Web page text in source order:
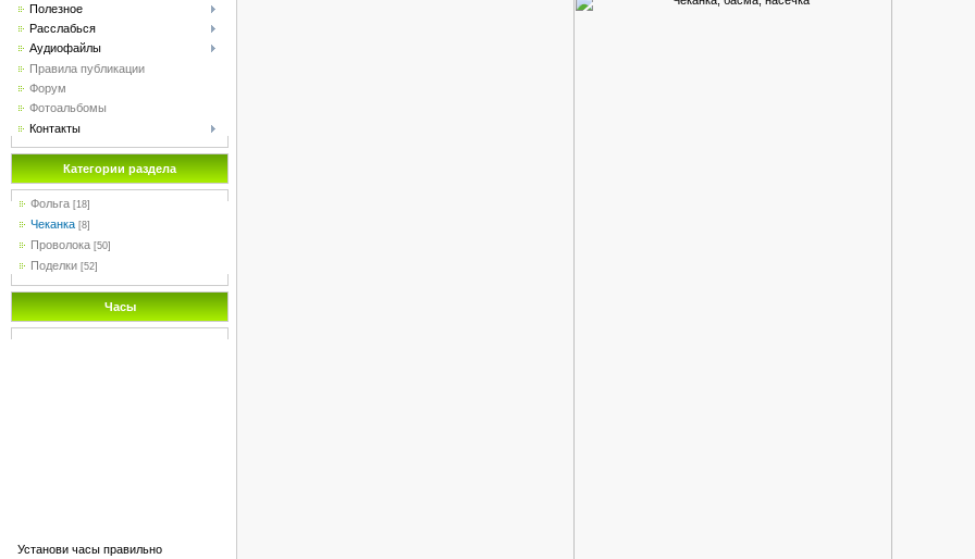
Полезное
Расслабься
Аудиофайлы
Правила публикации
Форум
Фотоальбомы
Контакты
Категории раздела
Фольга [18]
Чеканка [8]
Проволока [50]
Поделки [52]
Часы
Установи часы правильно